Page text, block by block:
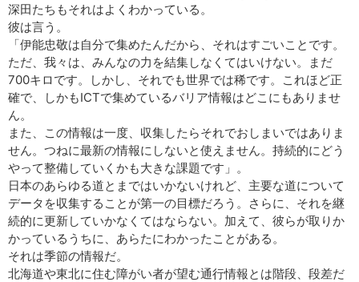
深田たちもそれはよくわかっている。
彼は言う。
「伊能忠敬は自分で集めたんだから、それはすごいことです。
ただ、我々は、みんなの力を結集しなくてはいけない。まだ
700キロです。しかし、それでも世界では稀です。これほど正
確で、しかもICTで集めているバリア情報はどこにもありませ
ん。
また、この情報は一度、収集したらそれでおしまいではありま
せん。つねに最新の情報にしないと使えません。持続的にどう
やって整備していくかも大きな課題です」。
日本のあらゆる道とまではいかないけれど、主要な道について
データを収集することが第一の目標だろう。さらに、それを継
続的に更新していかなくてはならない。加えて、彼らが取りか
かっているうちに、あらたにわかったことがある。
それは季節の情報だ。
北海道や東北に住む障がい者が望む通行情報とは階段、段差だ